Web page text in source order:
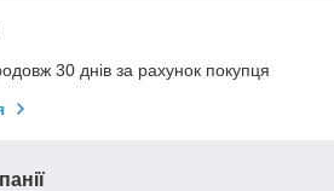
30 днів за рахунок покупця